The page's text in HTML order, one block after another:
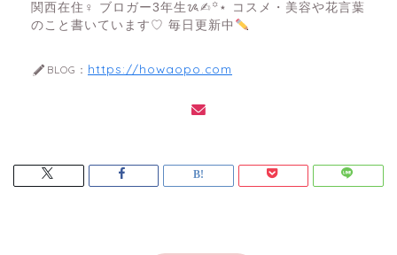
関西在住♀ ブロガー3年生ᝰ✍︎꙳⋆ コスメ・美容や花言葉
のこと書いています♡ 毎日更新中
BLOG： https://howaopo.com